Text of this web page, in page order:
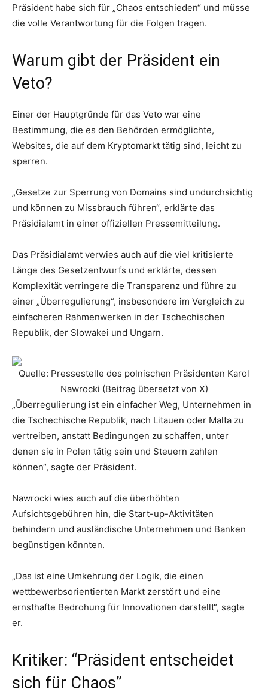
Präsident habe sich für „Chaos entschieden“ und müsse
die volle Verantwortung für die Folgen tragen.
Warum gibt der Präsident ein
Veto?
Einer der Hauptgründe für das Veto war eine
Bestimmung, die es den Behörden ermöglichte,
Websites, die auf dem Kryptomarkt tätig sind, leicht zu
sperren.
„Gesetze zur Sperrung von Domains sind undurchsichtig
und können zu Missbrauch führen“, erklärte das
Präsidialamt in einer offiziellen Pressemitteilung.
Das Präsidialamt verwies auch auf die viel kritisierte
Länge des Gesetzentwurfs und erklärte, dessen
Komplexität verringere die Transparenz und führe zu
einer „Überregulierung“, insbesondere im Vergleich zu
einfacheren Rahmenwerken in der Tschechischen
Republik, der Slowakei und Ungarn.
Quelle: Pressestelle des polnischen Präsidenten Karol
Nawrocki (Beitrag übersetzt von X)
„Überregulierung ist ein einfacher Weg, Unternehmen in
die Tschechische Republik, nach Litauen oder Malta zu
vertreiben, anstatt Bedingungen zu schaffen, unter
denen sie in Polen tätig sein und Steuern zahlen
können“, sagte der Präsident.
Nawrocki wies auch auf die überhöhten
Aufsichtsgebühren hin, die Start-up-Aktivitäten
behindern und ausländische Unternehmen und Banken
begünstigen könnten.
„Das ist eine Umkehrung der Logik, die einen
wettbewerbsorientierten Markt zerstört und eine
ernsthafte Bedrohung für Innovationen darstellt“, sagte
er.
Kritiker: “Präsident entscheidet
sich für Chaos”